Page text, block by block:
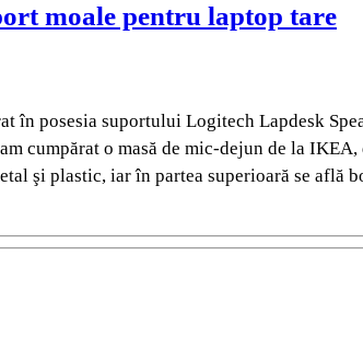
moale pentru laptop tare
posesia suportului Logitech Lapdesk
cumpărat o masă de mic-dejun de la
şi plastic, iar în partea superioară se află